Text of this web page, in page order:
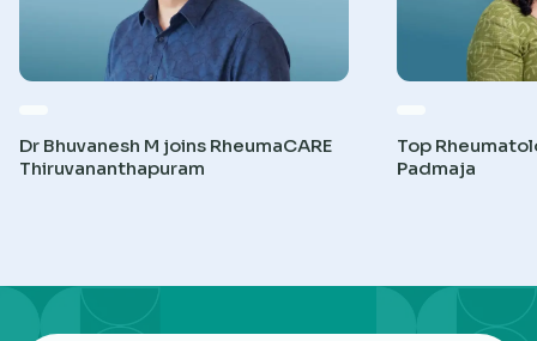
Dr Bhuvanesh M joins RheumaCARE
Thiruvananthapuram
Top
Padmaja